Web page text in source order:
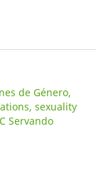
de Género,
sexuality
Servando